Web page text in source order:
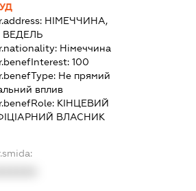
НІМЕЧЧИНА,
ВЕДЕЛЬ
Німеччина
100
Не прямий
вплив
КІНЦЕВИЙ
ВЛАСНИК